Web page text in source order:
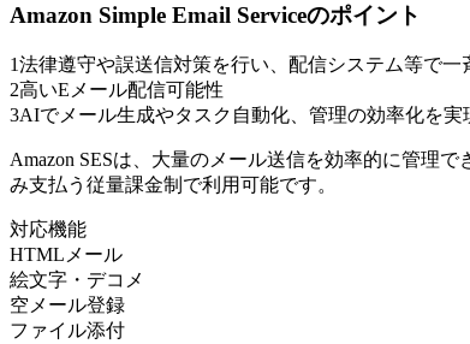
Amazon Simple Email Serviceのポイント
1法律遵守や誤送信対策を行い、配信システム等で一
2高いEメール配信可能性
3AIでメール生成やタスク自動化、管理の効率化を実
Amazon SESは、大量のメール送信を効率的に管理
み支払う従量課金制で利用可能です。
対応機能
HTMLメール
絵文字・デコメ
空メール登録
ファイル添付